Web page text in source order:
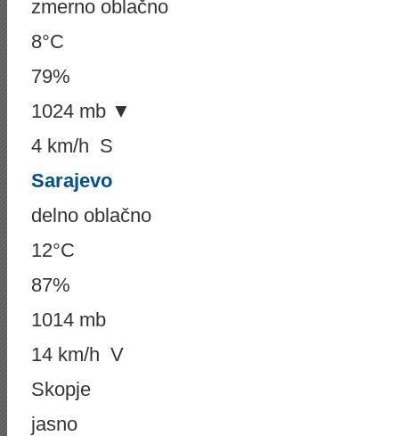
zmerno oblačno
8°C
79%
1024 mb ▼
4 km/h S
Sarajevo
delno oblačno
12°C
87%
1014 mb
14 km/h V
Skopje
jasno